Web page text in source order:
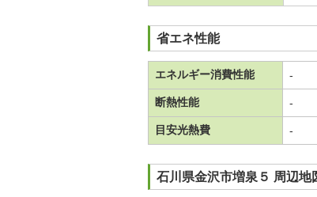
省エネ性能
エネルギー消費性能 -
断熱性能 -
目安光熱費 -
石川県金沢市増泉５ 周辺地